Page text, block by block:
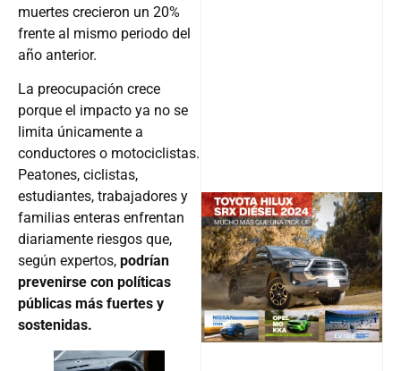
muertes crecieron un 20%
frente al mismo periodo del
año anterior.
La preocupación crece
porque el impacto ya no se
limita únicamente a
conductores o motociclistas.
Peatones, ciclistas,
estudiantes, trabajadores y
familias enteras enfrentan
diariamente riesgos que,
según expertos, podrían
prevenirse con políticas
públicas más fuertes y
sostenidas.
Follow